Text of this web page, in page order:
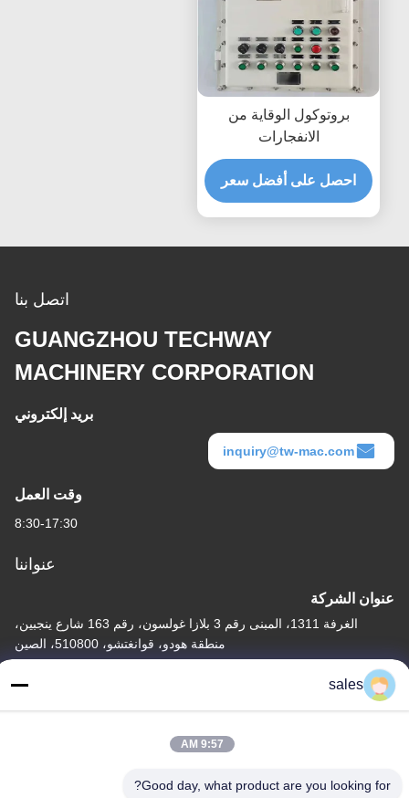
بروتوكول الوقاية من
الانفجارات
احصل على أفضل سعر
اتصل بنا
GUANGZHOU TECHWAY
MACHINERY CORPORATION
بريد إلكتروني
inquiry@tw-mac.com
وقت العمل
8:30-17:30
عنواننا
عنوان الشركة
الغرفة 1311، المبنى رقم 3 بلازا غولسون، رقم 163 شارع ينجبين،
منطقة هودو، قوانغتشو، 510800، الصين
عنوان المصنع
sales
9:57 AM
Good day, what product are you looking for?